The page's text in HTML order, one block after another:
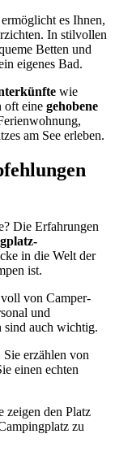
es Ihnen,
In stilvollen
Betten und
eigenes Bad.
wie
oft eine gehobene
am See erleben.
Die Erfahrungen
in die Welt der
ist.
von Camper-
und
sind auch wichtig.
erzählen von
einen echten
zeigen den Platz
zu